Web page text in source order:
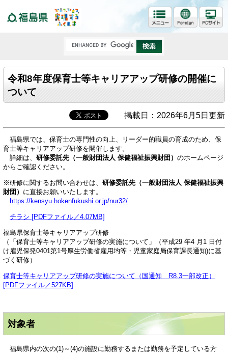
令和8年度保育士等キャリアアップ研修の開催に
ついて
掲載日：2026年6月5日更新
福島県では、保育士の専門性の向上、リーダー的職員の育成のため、保
育士等キャリアアップ研修を開催します。
詳細は、 研修委託先（一般財団法人 保健福祉振興財団） のホームページ
からご確認ください。
※研修に関するお問い合わせは、 研修委託先（一般財団法人 保健福祉振興
財団） に直接お願いいたします。
https://kensyu.hokenfukushi.or.jp/nur32/
チラシ [PDFファイル／4.07MB]
福島県保育士等キャリアアップ研修
（「保育士等キャリアアップ研修の実施について」（平成29 年4 月1 日付
け雇児保発0401第1号厚生労働省雇用均等・児童家庭局保育課長通知)に基
づく研修）
保育士等キャリアアップ研修の実施について（国通知 R8.3一部改正）
[PDFファイル／527KB]
対象者
福島県内の次の(1)～(4)の施設に勤務するまたは勤務を予定している方